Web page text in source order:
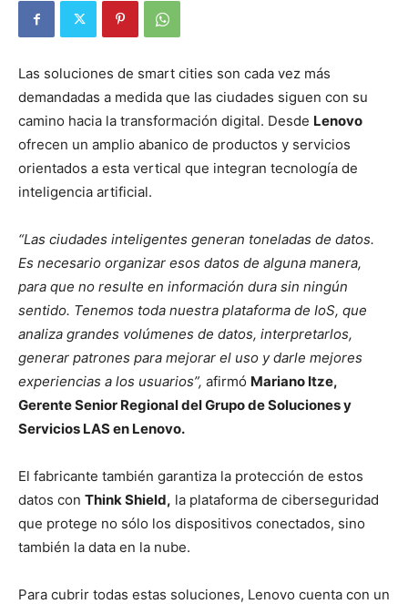
Las soluciones de smart cities son cada vez más
demandadas a medida que las ciudades siguen con su
camino hacia la transformación digital. Desde Lenovo
ofrecen un amplio abanico de productos y servicios
orientados a esta vertical que integran tecnología de
inteligencia artificial.
“Las ciudades inteligentes generan toneladas de datos.
Es necesario organizar esos datos de alguna manera,
para que no resulte en información dura sin ningún
sentido. Tenemos toda nuestra plataforma de IoS, que
analiza grandes volúmenes de datos, interpretarlos,
generar patrones para mejorar el uso y darle mejores
experiencias a los usuarios”, afirmó Mariano Itze,
Gerente Senior Regional del Grupo de Soluciones y
Servicios LAS en Lenovo.
El fabricante también garantiza la protección de estos
datos con Think Shield, la plataforma de ciberseguridad
que protege no sólo los dispositivos conectados, sino
también la data en la nube.
Para cubrir todas estas soluciones, Lenovo cuenta con un